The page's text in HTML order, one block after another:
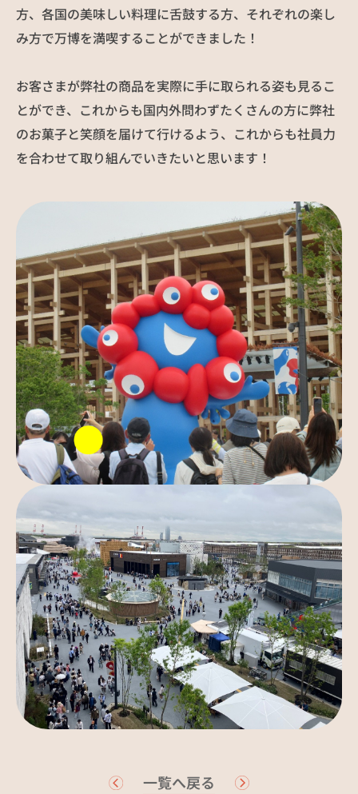
方、各国の美味しい料理に舌鼓する方、それぞれの楽し
み方で万博を満喫することができました！
お客さまが弊社の商品を実際に手に取られる姿も見るこ
とができ、これからも国内外問わずたくさんの方に弊社
のお菓子と笑顔を届けて行けるよう、これからも社員力
を合わせて取り組んでいきたいと思います！
一覧へ戻る